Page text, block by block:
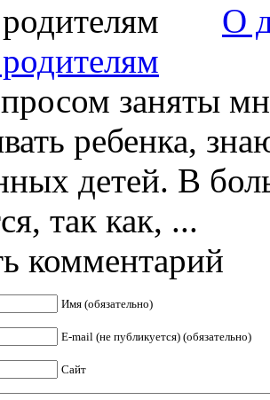
О
заняты
ребенка,
детей. В
так как, ...
комментарий
Имя (обязательно)
E-mail (не публикуется) (обязательно)
Сайт